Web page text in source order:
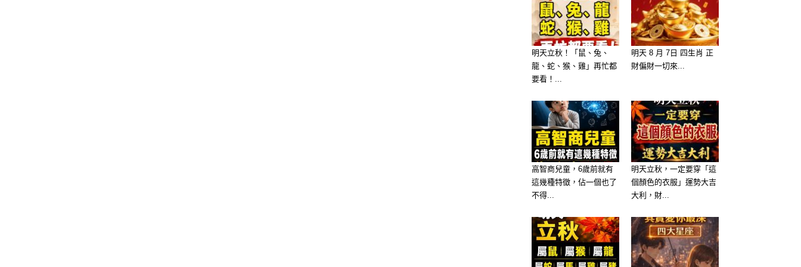
明天立秋！「鼠、兔、
龍、蛇、猴、雞」再忙都
要看！...
明天 8 月 7日 四生肖 正
財偏財一切來...
高智商兒童，6歲前就有
這幾種特徵，佔一個也了
不得...
明天立秋，一定要穿「這
個顏色的衣服」運勢大吉
大利，財...